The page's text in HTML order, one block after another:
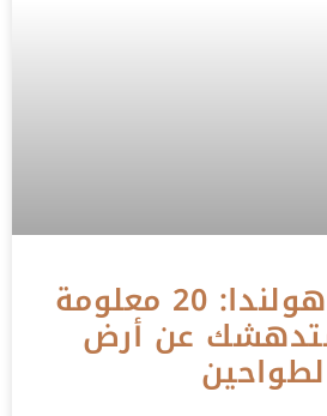
حقائق عن هولندا: 20 معلومة
عن أرض